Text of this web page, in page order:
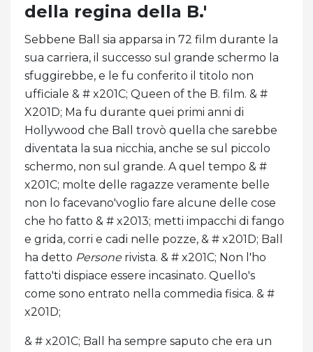
della regina della B.'
Sebbene Ball sia apparsa in 72 film durante la
sua carriera, il successo sul grande schermo la
sfuggirebbe, e le fu conferito il titolo non
ufficiale & # x201C; Queen of the B. film. & #
X201D; Ma fu durante quei primi anni di
Hollywood che Ball trovò quella che sarebbe
diventata la sua nicchia, anche se sul piccolo
schermo, non sul grande. A quel tempo & #
x201C; molte delle ragazze veramente belle
non lo facevano'voglio fare alcune delle cose
che ho fatto & # x2013; metti impacchi di fango
e grida, corri e cadi nelle pozze, & # x201D; Ball
ha detto Personerivista. & # x201C; Non l'ho
fatto'ti dispiace essere incasinato. Quello's
come sono entrato nella commedia fisica. & #
x201D;
& # x201C; Ball ha sempre saputo che era un